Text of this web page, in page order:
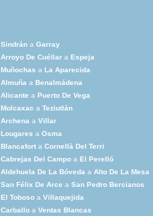
Sindrán a Garray
Arroyo De Cuéllar a Espeja
Muñochas a La Aparecida
Almuña a Benalmádena
Alicante a Puerto De Vega
Molcaxac a Teziutlán
Archena a Villar
Lougares a Osma
Blancafort a Cornellà Del Terri
Cabrejas Del Campo a El Perelló
Aldehuela De La Bóveda a Alto De La Mesa
San Félix De Arce a San Pedro Bercianos
El Toboso a Villaquejida
Carballo a Ventas Blancas